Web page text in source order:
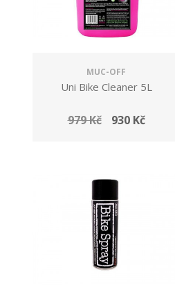
MUC-OFF
Uni Bike Cleaner 5L
979 Kč 930 Kč